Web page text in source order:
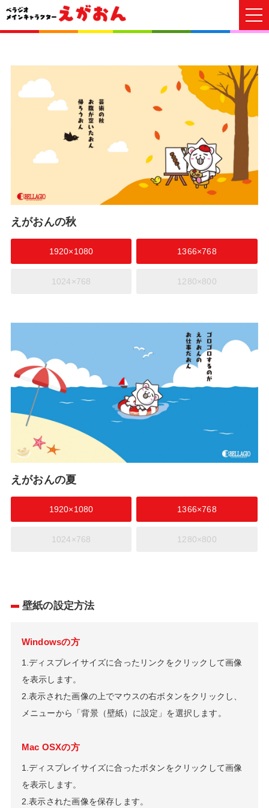
えがおんの秋
1920×1080 1366×768
1024×768 1280×800
えがおんの夏
1920×1080 1366×768
1024×768 1280×800
壁紙の設定方法
Windowsの方
1.ディスプレイサイズに合ったリンクをクリックして画像
を表示します。
2.表示された画像の上でマウスの右ボタンをクリックし、
メニューから「背景（壁紙）に設定」を選択します。
Mac OSXの方
1.ディスプレイサイズに合ったボタンをクリックして画像
を表示します。
2.表示された画像を保存します。